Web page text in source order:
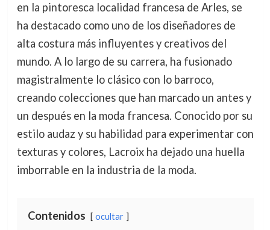
en la pintoresca localidad francesa de Arles, se
ha destacado como uno de los diseñadores de
alta costura más influyentes y creativos del
mundo. A lo largo de su carrera, ha fusionado
magistralmente lo clásico con lo barroco,
creando colecciones que han marcado un antes y
un después en la moda francesa. Conocido por su
estilo audaz y su habilidad para experimentar con
texturas y colores, Lacroix ha dejado una huella
imborrable en la industria de la moda.
Contenidos ocultar